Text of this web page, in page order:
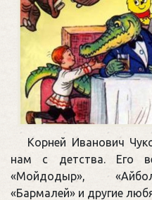
Корней Иванович
нам с детства. Его
«Мойдодыр»,
«Бармалей» и другие